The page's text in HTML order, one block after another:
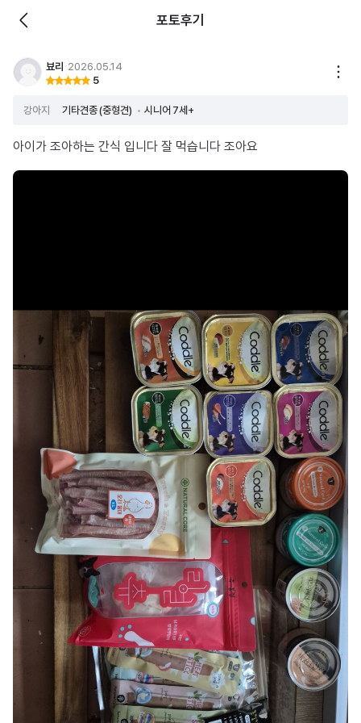
포토후기
뵤리 2026.05.14
5
강아지 기타견종 (중형견) 시니어 7세+
아이가 조아하는 간식 입니다 잘 먹습니다 조아요